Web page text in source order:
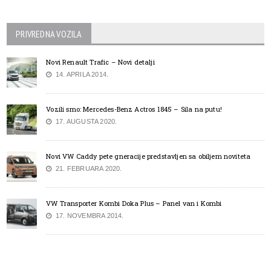
PRIVREDNA VOZILA
Novi Renault Trafic – Novi detalji
14. APRILA 2014.
Vozili smo: Mercedes-Benz Actros 1845 – Sila na putu!
17. AUGUSTA 2020.
Novi VW Caddy pete gneracije predstavljen sa obiljem noviteta
21. FEBRUARA 2020.
VW Transporter Kombi Doka Plus – Panel van i Kombi
17. NOVEMBRA 2014.